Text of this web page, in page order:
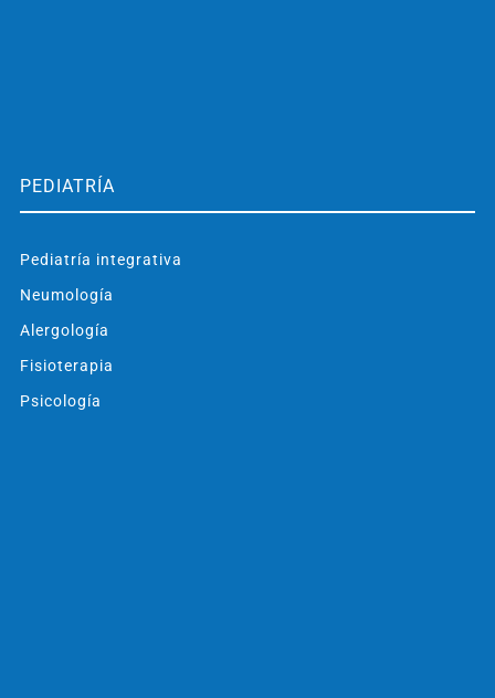
PEDIATRÍA
Pediatría integrativa
Neumología
Alergología
Fisioterapia
Psicología